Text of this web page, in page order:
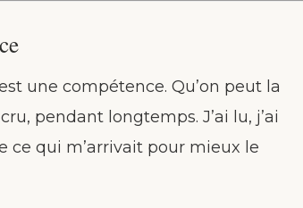
une compétence. Qu’on peut la
pendant longtemps. J’ai lu, j’ai
ce qui m’arrivait pour mieux le